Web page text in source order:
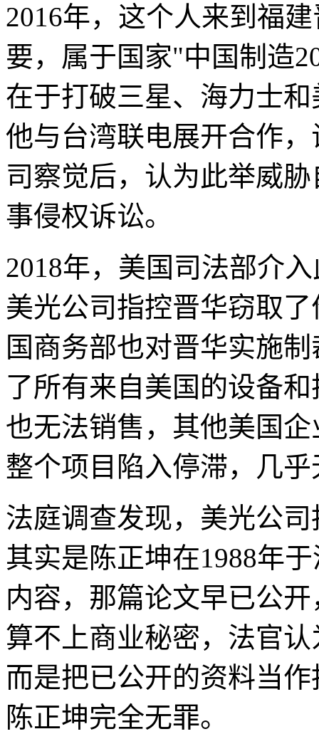
2016年，这个人来到福
要，属于国家"中国制造
在于打破三星、海力士
他与台湾联电展开合作
司察觉后，认为此举威
事侵权诉讼。
2018年，美国司法部介
美光公司指控晋华窃取
国商务部也对晋华实施
了所有来自美国的设备
也无法销售，其他美国
整个项目陷入停滞，几
法庭调查发现，美光公
其实是陈正坤在1988年
内容，那篇论文早已公
算不上商业秘密，法官
而是把已公开的资料当
陈正坤完全无罪。